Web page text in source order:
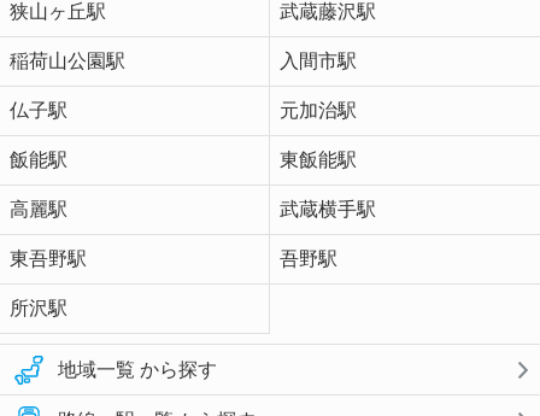
狭山ヶ丘駅 武蔵藤沢駅
稲荷山公園駅 入間市駅
仏子駅 元加治駅
飯能駅 東飯能駅
高麗駅 武蔵横手駅
東吾野駅 吾野駅
所沢駅
地域一覧 から探す